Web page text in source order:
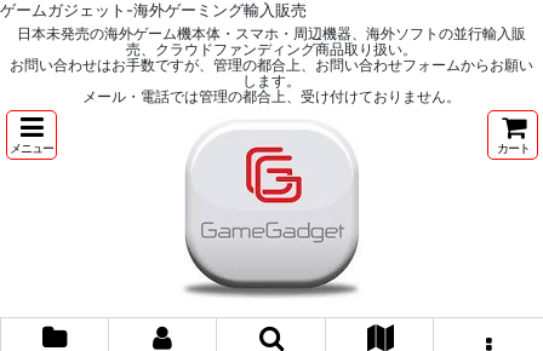
ゲームガジェット-海外ゲーミング輸入販売
日本未発売の海外ゲーム機本体・スマホ・周辺機器、海外ソフトの並行輸入販
売、クラウドファンディング商品取り扱い。
お問い合わせはお手数ですが、管理の都合上、お問い合わせフォームからお願い
します。
メール・電話では管理の都合上、受け付けておりません。
メニュー カート